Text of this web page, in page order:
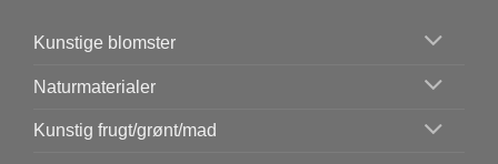
Kunstige blomster
Naturmaterialer
Kunstig frugt/grønt/mad